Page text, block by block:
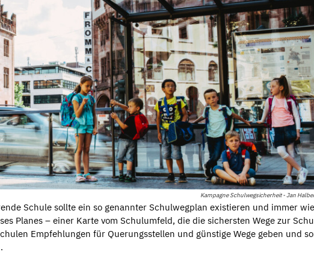
Kampagne Schulwegsicherheit - Jan
Schule sollte ein so genannter Schulwegplan existieren und immer
Planes – einer Karte vom Schulumfeld, die die sichersten Wege zur
Empfehlungen für Querungsstellen und günstige Wege geben und